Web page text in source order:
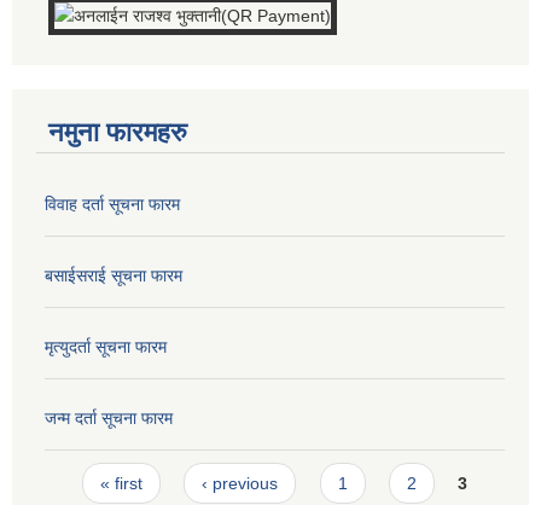
नमुना फारमहरु
विवाह दर्ता सूचना फारम
बसाईसराई सूचना फारम
मृत्युदर्ता सूचना फारम
जन्म दर्ता सूचना फारम
Pages
« first ‹ previous 1 2 3